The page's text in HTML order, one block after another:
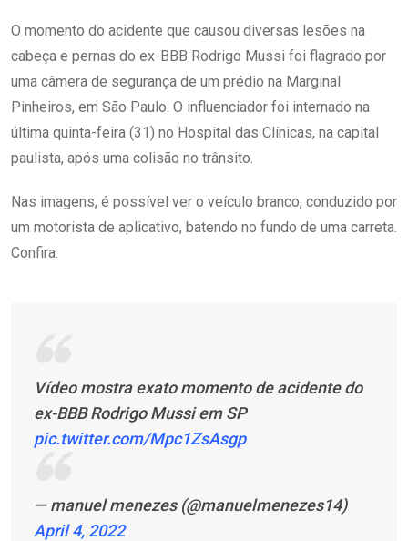
O momento do acidente que causou diversas lesões na
cabeça e pernas do ex-BBB Rodrigo Mussi foi flagrado por
uma câmera de segurança de um prédio na Marginal
Pinheiros, em São Paulo. O influenciador foi internado na
última quinta-feira (31) no Hospital das Clínicas, na capital
paulista, após uma colisão no trânsito.
Nas imagens, é possível ver o veículo branco, conduzido por
um motorista de aplicativo, batendo no fundo de uma carreta.
Confira:
Vídeo mostra exato momento de acidente do
ex-BBB Rodrigo Mussi em SP
pic.twitter.com/Mpc1ZsAsgp
— manuel menezes (@manuelmenezes14)
April 4, 2022